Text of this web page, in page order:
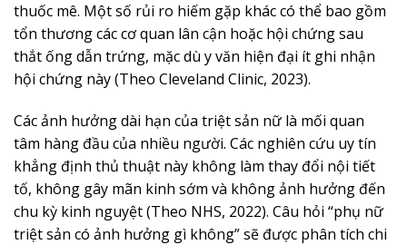
thuốc mê. Một số rủi ro hiếm gặp khác có thể bao gồm
tổn thương các cơ quan lân cận hoặc hội chứng sau
thắt ống dẫn trứng, mặc dù y văn hiện đại ít ghi nhận
hội chứng này (Theo Cleveland Clinic, 2023).
Các ảnh hưởng dài hạn của triệt sản nữ là mối quan
tâm hàng đầu của nhiều người. Các nghiên cứu uy tín
khẳng định thủ thuật này không làm thay đổi nội tiết
tố, không gây mãn kinh sớm và không ảnh hưởng đến
chu kỳ kinh nguyệt (Theo NHS, 2022). Câu hỏi “phụ nữ
triệt sản có ảnh hưởng gì không” sẽ được phân tích chi